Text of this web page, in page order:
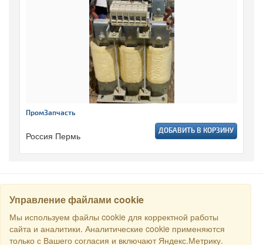
ПромЗапчасть
Россия Пермь ДОБАВИТЬ В КОРЗИНУ
Управление файлами cookie
Мы используем файлы cookie для корректной работы
сайта и аналитики. Аналитические cookie применяются
только с Вашего согласия и включают Яндекс.Метрику.
Все права защищены © 2016 Торговый Дом РСДС. E-mail: